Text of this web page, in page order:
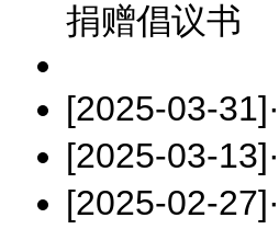
捐赠倡议书
[2025-03-31]·
[2025-03-13]·
[2025-02-27]·